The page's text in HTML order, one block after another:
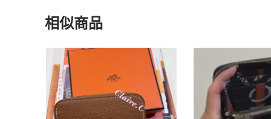
相似商品
更多相似Hermès女士錢包 / 小皮件 推薦精品